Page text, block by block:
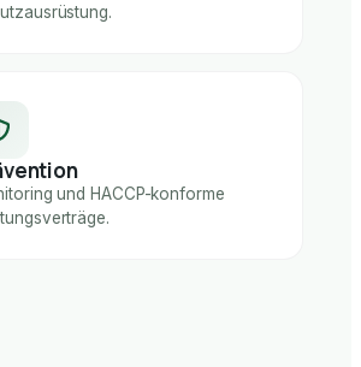
und HACCP-konforme